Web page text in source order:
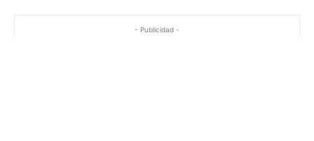
- Publicidad -